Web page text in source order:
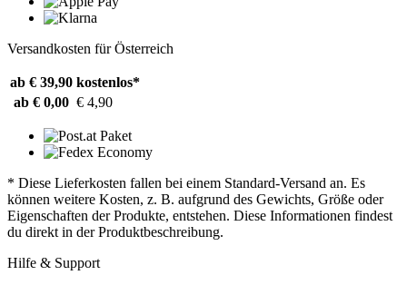
Versandkosten für Österreich
ab € 39,90 kostenlos*
ab € 0,00 € 4,90
* Diese Lieferkosten fallen bei einem Standard-Versand an. Es
können weitere Kosten, z. B. aufgrund des Gewichts, Größe oder
Eigenschaften der Produkte, entstehen. Diese Informationen findest
du direkt in der Produktbeschreibung.
Hilfe & Support